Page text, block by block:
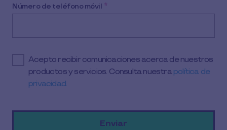
Número de teléfono móvil *
Acepto recibir comunicaciones acerca de nuestros
productos y servicios. Consulta nuestrapolítica de
privacidad.